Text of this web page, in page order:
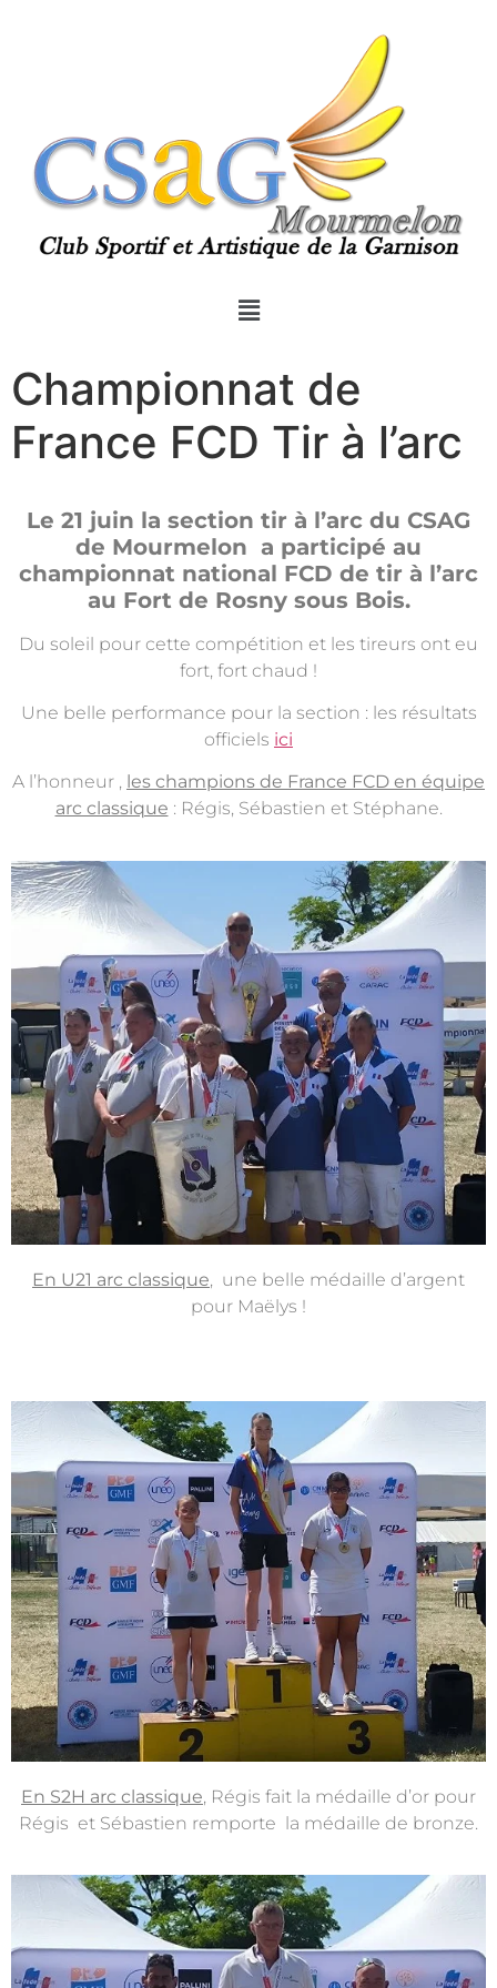
Championnat de
France FCD Tir à l’arc
Le 21 juin la section tir à l’arc du CSAG
de Mourmelon a participé au
championnat national FCD de tir à l’arc
au Fort de Rosny sous Bois.
Du soleil pour cette compétition et les tireurs ont eu
fort, fort chaud !
Une belle performance pour la section : les résultats
officiels ici
A l’honneur , les champions de France FCD en équipe
arc classique : Régis, Sébastien et Stéphane.
En U21 arc classique, une belle médaille d’argent
pour Maëlys !
En S2H arc classique, Régis fait la médaille d’or pour
Régis et Sébastien remporte la médaille de bronze.